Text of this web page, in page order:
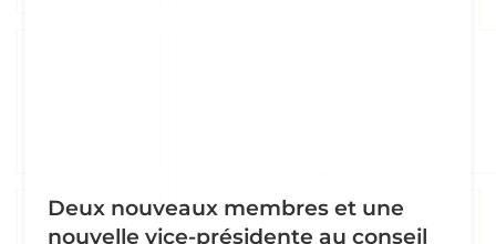
Deux nouveaux membres et une
nouvelle vice-présidente au conseil